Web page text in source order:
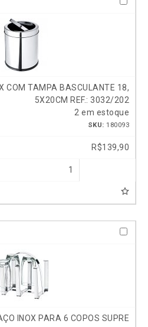
COM TAMPA BASCULANTE 18,
5X20CM REF.: 3032/202
2 em estoque
SKU: 180093
R$139,90
1
INOX PARA 6 COPOS SUPRE